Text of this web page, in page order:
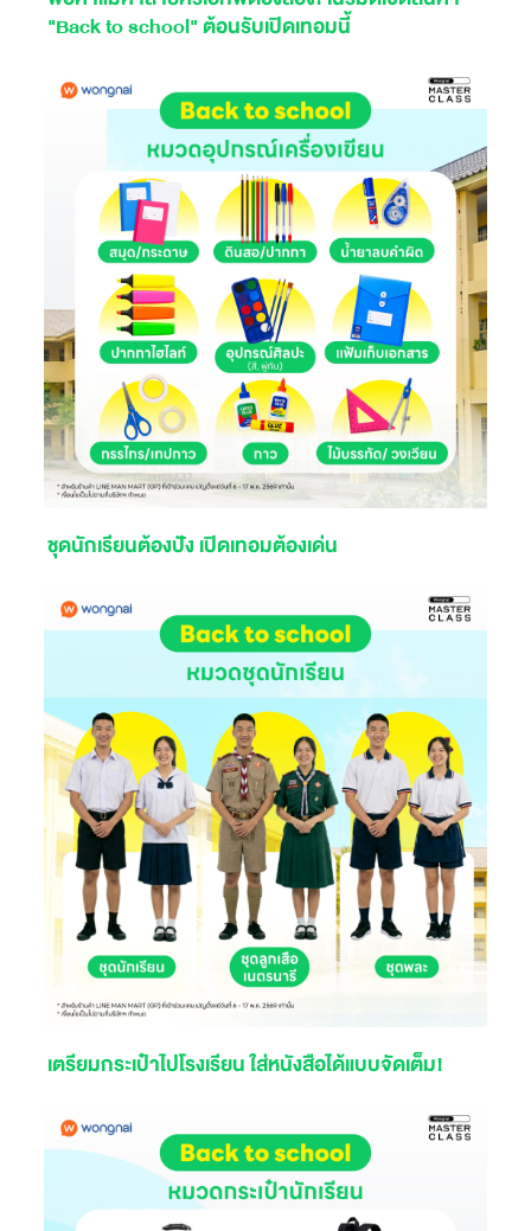
"Back to school" ต้อนรับเปิดเทอมนี้
ชุดนักเรียนต้องปัง เปิดเทอมต้องเด่น
เตรียมกระเป๋าไปโรงเรียน ใส่หนังสือได้แบบจัดเต็ม!